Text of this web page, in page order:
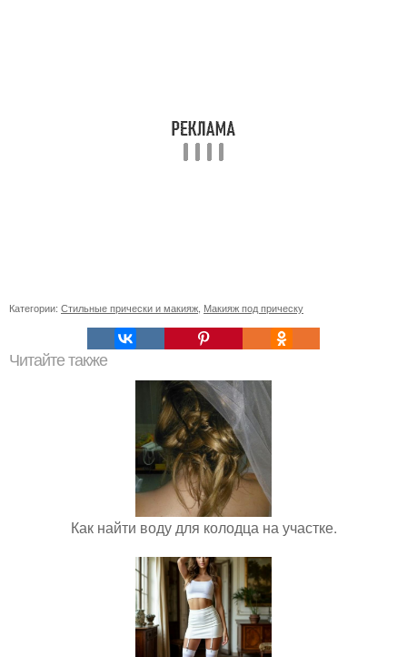
Категории: Стильные прически и макияж, Макияж под прическу
Читайте также
Как найти воду для колодца на участке.